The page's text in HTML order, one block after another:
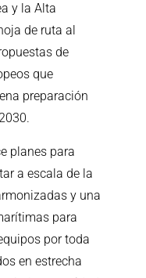
y la Alta
de ruta al
de
que
preparación
planes para
a escala de la
y una
para
por toda
en estrecha